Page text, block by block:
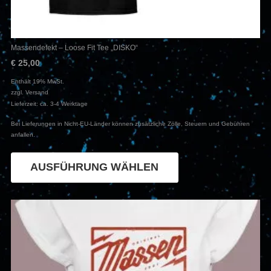
Massendefekt – Loose Fit Tee „DISKO“
€ 25,00
Enthält 19% MwSt.
zzgl. Versand
Lieferzeit: ca. 3-4 Werktage
Bei Lieferungen in Nicht-EU-Länder können zusätzliche Zölle, Steuern und Gebühren
anfallen.
AUSFÜHRUNG WÄHLEN
Produkt
mehrere
Optionen
können
auf
der